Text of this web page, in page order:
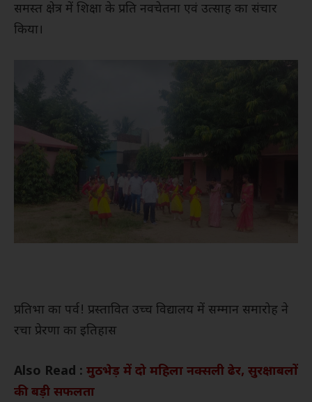
समस्त क्षेत्र में शिक्षा के प्रति नवचेतना एवं उत्साह का संचार
किया।
प्रतिभा का पर्व! प्रस्तावित उच्च विद्यालय में सम्मान समारोह ने
रचा प्रेरणा का इतिहास
Also Read : मुठभेड़ में दो महिला नक्सली ढेर, सुरक्षाबलों
की बड़ी सफलता